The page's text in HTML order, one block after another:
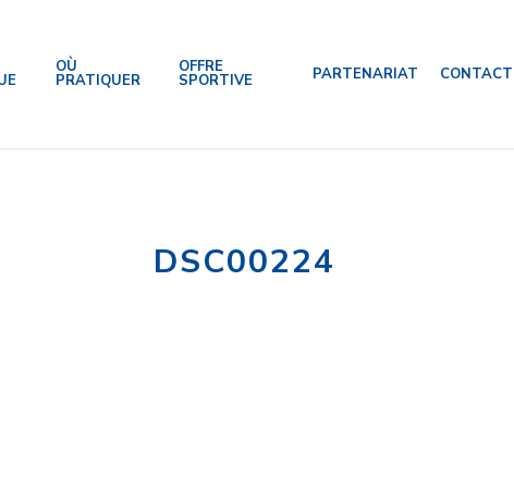
OÙ
PRATIQUER
OFFRE
SPORTIVE PARTENARIAT CONTACT
DSC00224